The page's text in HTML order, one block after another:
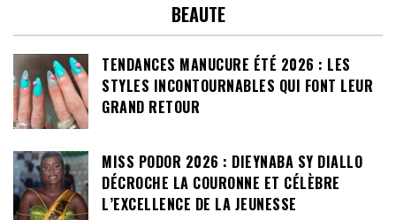
BEAUTE
TENDANCES MANUCURE ÉTÉ 2026 : LES
STYLES INCONTOURNABLES QUI FONT LEUR
GRAND RETOUR
MISS PODOR 2026 : DIEYNABA SY DIALLO
DÉCROCHE LA COURONNE ET CÉLÈBRE
L’EXCELLENCE DE LA JEUNESSE